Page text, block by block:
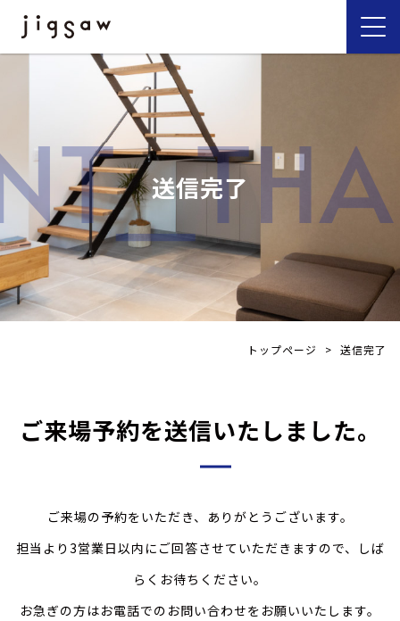
送信完了
トップページ > 送信完了
ご来場予約を送信いたしました。
ご来場の予約をいただき、ありがとうございます。
担当より3営業日以内にご回答させていただきますので、しば
らくお待ちください。
お急ぎの方はお電話でのお問い合わせをお願いいたします。